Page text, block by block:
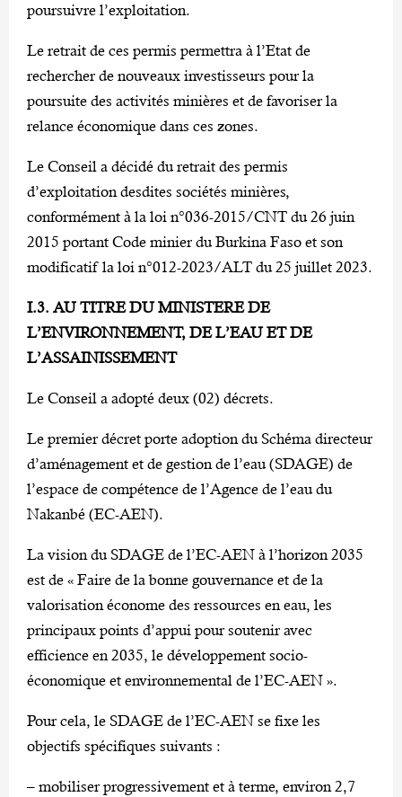
poursuivre l’exploitation.
Le retrait de ces permis permettra à l’Etat de
rechercher de nouveaux investisseurs pour la
poursuite des activités minières et de favoriser la
relance économique dans ces zones.
Le Conseil a décidé du retrait des permis
d’exploitation desdites sociétés minières,
conformément à la loi n°036-2015/CNT du 26 juin
2015 portant Code minier du Burkina Faso et son
modificatif la loi n°012-2023/ALT du 25 juillet 2023.
I.3. AU TITRE DU MINISTERE DE
L’ENVIRONNEMENT, DE L’EAU ET DE
L’ASSAINISSEMENT
Le Conseil a adopté deux (02) décrets.
Le premier décret porte adoption du Schéma directeur
d’aménagement et de gestion de l’eau (SDAGE) de
l’espace de compétence de l’Agence de l’eau du
Nakanbé (EC-AEN).
La vision du SDAGE de l’EC-AEN à l’horizon 2035
est de « Faire de la bonne gouvernance et de la
valorisation économe des ressources en eau, les
principaux points d’appui pour soutenir avec
efficience en 2035, le développement socio-
économique et environnemental de l’EC-AEN ».
Pour cela, le SDAGE de l’EC-AEN se fixe les
objectifs spécifiques suivants :
– mobiliser progressivement et à terme, environ 2,7